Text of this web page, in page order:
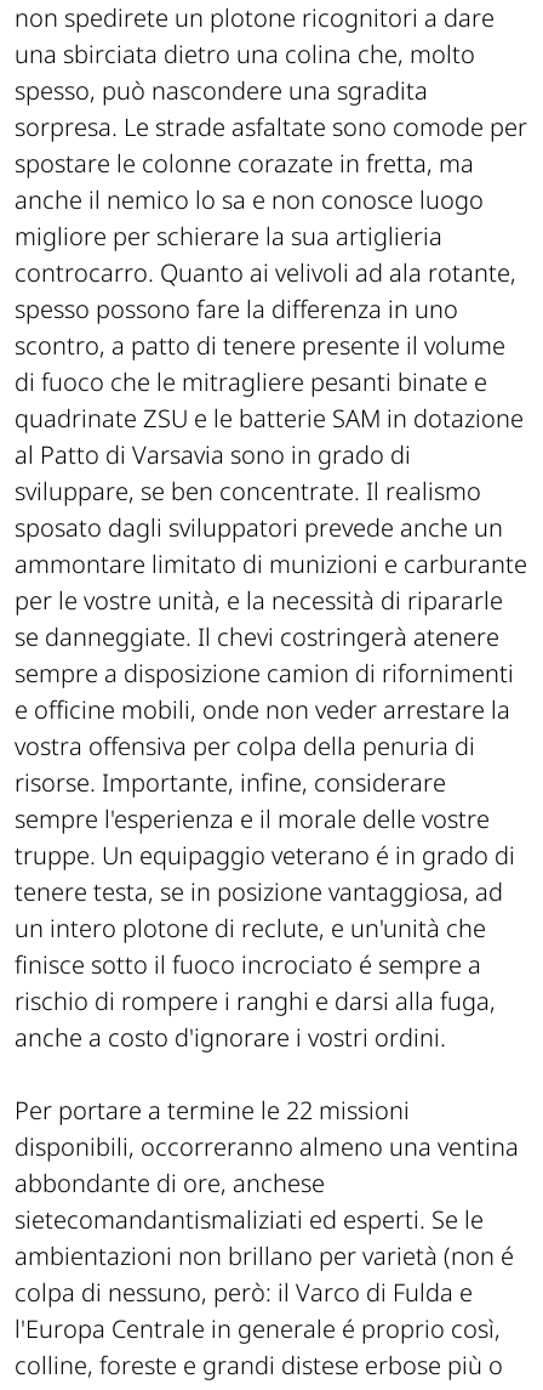
non spedirete un plotone ricognitori a dare
una sbirciata dietro una colina che, molto
spesso, può nascondere una sgradita
sorpresa. Le strade asfaltate sono comode per
spostare le colonne corazate in fretta, ma
anche il nemico lo sa e non conosce luogo
migliore per schierare la sua artiglieria
controcarro. Quanto ai velivoli ad ala rotante,
spesso possono fare la differenza in uno
scontro, a patto di tenere presente il volume
di fuoco che le mitragliere pesanti binate e
quadrinate ZSU e le batterie SAM in dotazione
al Patto di Varsavia sono in grado di
sviluppare, se ben concentrate. Il realismo
sposato dagli sviluppatori prevede anche un
ammontare limitato di munizioni e carburante
per le vostre unità, e la necessità di ripararle
se danneggiate. Il chevi costringerà atenere
sempre a disposizione camion di rifornimenti
e officine mobili, onde non veder arrestare la
vostra offensiva per colpa della penuria di
risorse. Importante, infine, considerare
sempre l'esperienza e il morale delle vostre
truppe. Un equipaggio veterano é in grado di
tenere testa, se in posizione vantaggiosa, ad
un intero plotone di reclute, e un'unità che
finisce sotto il fuoco incrociato é sempre a
rischio di rompere i ranghi e darsi alla fuga,
anche a costo d'ignorare i vostri ordini.
Per portare a termine le 22 missioni
disponibili, occorreranno almeno una ventina
abbondante di ore, anchese
sietecomandantismaliziati ed esperti. Se le
ambientazioni non brillano per varietà (non é
colpa di nessuno, però: il Varco di Fulda e
l'Europa Centrale in generale é proprio così,
colline, foreste e grandi distese erbose più o